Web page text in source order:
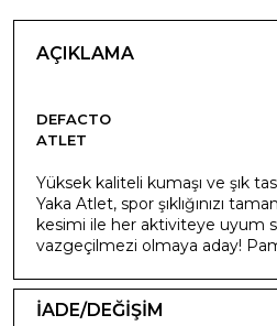
AÇIKLAMA
DEFACTO
ATLET
Yüksek kaliteli kumaşı ve şık
Yaka Atlet, spor şıklığınızı
kesimi ile her aktiviteye uyum
vazgeçilmezi olmaya aday!
İADE/DEĞİŞİM